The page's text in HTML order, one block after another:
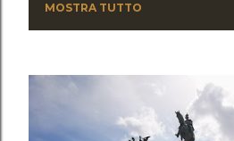
s
t
MOSTRA TUTTO